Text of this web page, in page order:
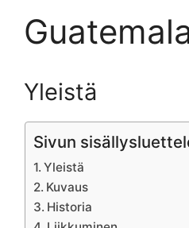
Yleistä
Sivun
Yleistä
Kuvaus
Historia